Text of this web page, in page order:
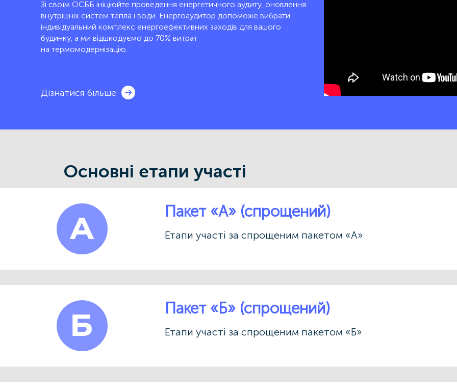
Зі своїм ОСББ ініціюйте проведення енергетичного аудиту, оновлення
внутрішніх систем тепла і води. Енергоаудитор допоможе вибрати
індивідуальний комплекс енергоефективних заходів для вашого
будинку, а ми відшкодуємо до 70% витрат
на термомодернізацію.
Дізнатися більше
Основні етапи участі
Пакет «А» (спрощений)
Етапи участі за спрощеним пакетом «А»
Пакет «Б» (спрощений)
Етапи участі за спрощеним пакетом «Б»